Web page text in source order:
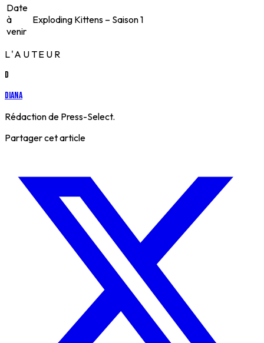
Date
à
venir
Exploding Kittens – Saison 1
L'AUTEUR
D
Diana
Rédaction de Press-Select.
Partager cet article